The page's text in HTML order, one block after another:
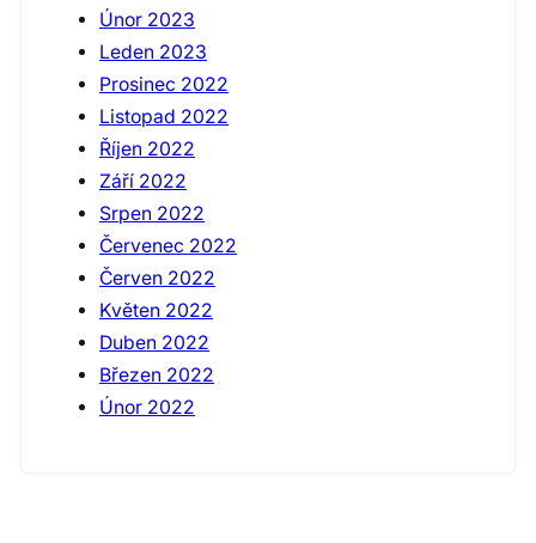
Únor 2023
Leden 2023
Prosinec 2022
Listopad 2022
Říjen 2022
Září 2022
Srpen 2022
Červenec 2022
Červen 2022
Květen 2022
Duben 2022
Březen 2022
Únor 2022